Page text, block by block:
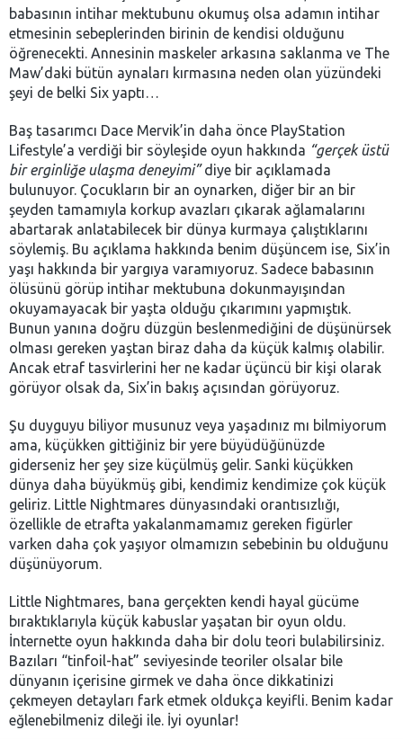
babasının intihar mektubunu okumuş olsa adamın intihar
etmesinin sebeplerinden birinin de kendisi olduğunu
öğrenecekti. Annesinin maskeler arkasına saklanma ve The
Maw’daki bütün aynaları kırmasına neden olan yüzündeki
şeyi de belki Six yaptı…
Baş tasarımcı Dace Mervik’in daha önce PlayStation
Lifestyle’a verdiği bir söyleşide oyun hakkında “gerçek üstü
bir erginliğe ulaşma deneyimi”diye bir açıklamada
bulunuyor. Çocukların bir an oynarken, diğer bir an bir
şeyden tamamıyla korkup avazları çıkarak ağlamalarını
abartarak anlatabilecek bir dünya kurmaya çalıştıklarını
söylemiş. Bu açıklama hakkında benim düşüncem ise, Six’in
yaşı hakkında bir yargıya varamıyoruz. Sadece babasının
ölüsünü görüp intihar mektubuna dokunmayışından
okuyamayacak bir yaşta olduğu çıkarımını yapmıştık.
Bunun yanına doğru düzgün beslenmediğini de düşünürsek
olması gereken yaştan biraz daha da küçük kalmış olabilir.
Ancak etraf tasvirlerini her ne kadar üçüncü bir kişi olarak
görüyor olsak da, Six’in bakış açısından görüyoruz.
Şu duyguyu biliyor musunuz veya yaşadınız mı bilmiyorum
ama, küçükken gittiğiniz bir yere büyüdüğünüzde
giderseniz her şey size küçülmüş gelir. Sanki küçükken
dünya daha büyükmüş gibi, kendimiz kendimize çok küçük
geliriz. Little Nightmares dünyasındaki orantısızlığı,
özellikle de etrafta yakalanmamamız gereken figürler
varken daha çok yaşıyor olmamızın sebebinin bu olduğunu
düşünüyorum.
Little Nightmares, bana gerçekten kendi hayal gücüme
bıraktıklarıyla küçük kabuslar yaşatan bir oyun oldu.
İnternette oyun hakkında daha bir dolu teori bulabilirsiniz.
Bazıları “tinfoil-hat” seviyesinde teoriler olsalar bile
dünyanın içerisine girmek ve daha önce dikkatinizi
çekmeyen detayları fark etmek oldukça keyifli. Benim kadar
eğlenebilmeniz dileği ile. İyi oyunlar!